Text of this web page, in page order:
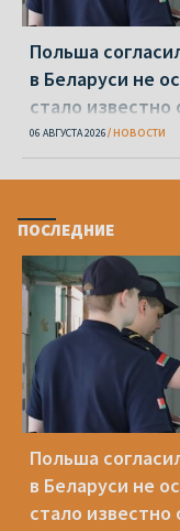
Польша
в Беларуси не
стало известно
06 АВГУСТА 2026 НОВОСТИ
ПОСЛЕДНИЕ
Польша
в Беларуси не
стало известно